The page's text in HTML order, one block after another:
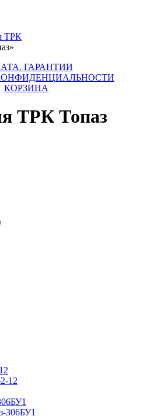
ТРК
ГАРАНТИИ
КОРЗИНА
ТРК Топаз